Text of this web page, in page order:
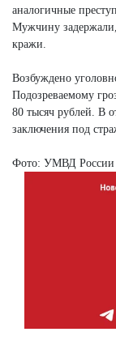
аналогичные
Мужчину задержали,
кражи.
Возбуждено
Подозреваемому
80 тысяч рублей. В
заключения под
Фото: УМВД России